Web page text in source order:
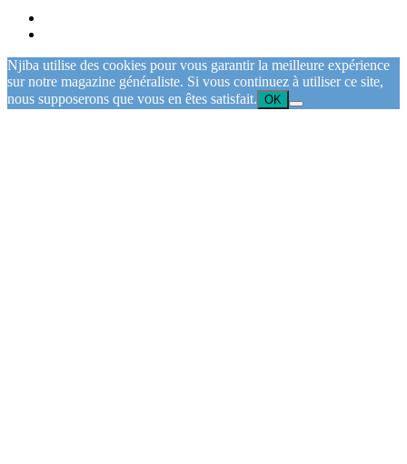
Njiba utilise des cookies pour vous garantir la meilleure expérience
sur notre magazine généraliste. Si vous continuez à utiliser ce site,
nous supposerons que vous en êtes satisfait. OK